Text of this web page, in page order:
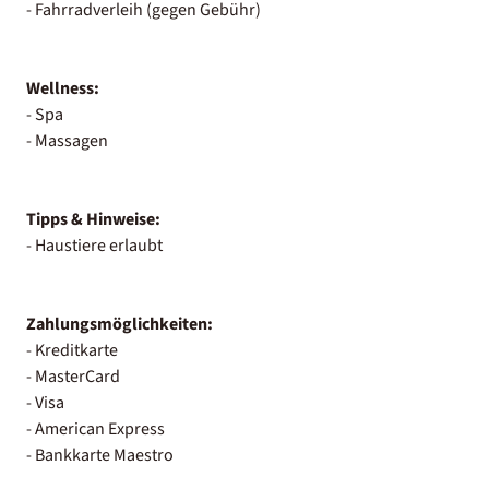
- Fahrradverleih (gegen Gebühr)
Wellness:
- Spa
- Massagen
Tipps & Hinweise:
- Haustiere erlaubt
Zahlungsmöglichkeiten:
- Kreditkarte
- MasterCard
- Visa
- American Express
- Bankkarte Maestro